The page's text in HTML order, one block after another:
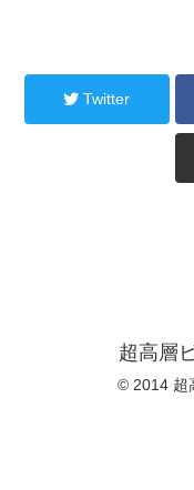
Twitter
超高層
© 2014 超